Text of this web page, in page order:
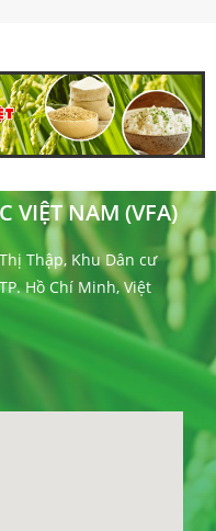
VIỆT NAM (VFA)
Thập, Khu Dân cư
Hồ Chí Minh, Việt